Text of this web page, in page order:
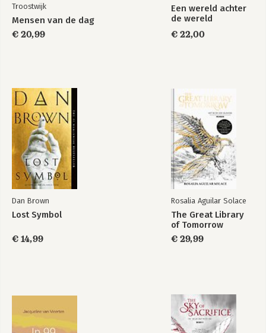
Troostwijk
Mensen van de dag
€ 20,99
Een wereld achter
de wereld
€ 22,00
Dan Brown
Lost Symbol
€ 14,99
Rosalia Aguilar Solace
The Great Library
of Tomorrow
€ 29,99